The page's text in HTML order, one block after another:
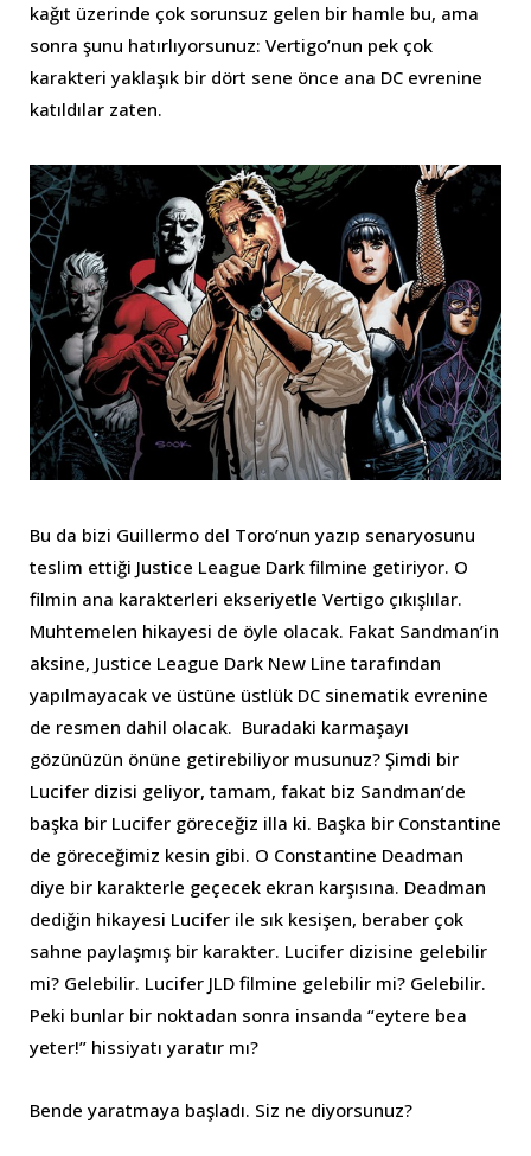
kağıt üzerinde çok sorunsuz gelen bir hamle bu, ama
sonra şunu hatırlıyorsunuz: Vertigo’nun pek çok
karakteri yaklaşık bir dört sene önce ana DC evrenine
katıldılar zaten.
Bu da bizi Guillermo del Toro’nun yazıp senaryosunu
teslim ettiği Justice League Dark filmine getiriyor. O
filmin ana karakterleri ekseriyetle Vertigo çıkışlılar.
Muhtemelen hikayesi de öyle olacak. Fakat Sandman’in
aksine, Justice League Dark New Line tarafından
yapılmayacak ve üstüne üstlük DC sinematik evrenine
de resmen dahil olacak. Buradaki karmaşayı
gözünüzün önüne getirebiliyor musunuz? Şimdi bir
Lucifer dizisi geliyor, tamam, fakat biz Sandman’de
başka bir Lucifer göreceğiz illa ki. Başka bir Constantine
de göreceğimiz kesin gibi. O Constantine Deadman
diye bir karakterle geçecek ekran karşısına. Deadman
dediğin hikayesi Lucifer ile sık kesişen, beraber çok
sahne paylaşmış bir karakter. Lucifer dizisine gelebilir
mi? Gelebilir. Lucifer JLD filmine gelebilir mi? Gelebilir.
Peki bunlar bir noktadan sonra insanda “eytere bea
yeter!” hissiyatı yaratır mı?
Bende yaratmaya başladı. Siz ne diyorsunuz?